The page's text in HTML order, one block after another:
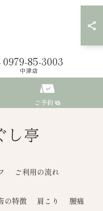
0979-85-3003
中津店
ご予約
ご利用の流れ
の特徴 肩こり 腰痛